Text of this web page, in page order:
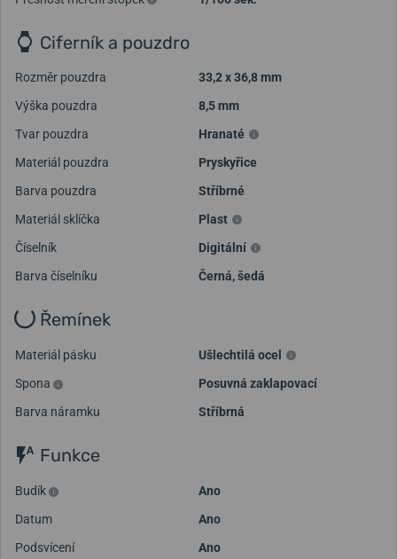
Načíst další videa
Ciferník a pouzdro
Rozměr pouzdra
33,2 x 36,8 mm
Výška pouzdra
8,5 mm
Tvar pouzdra
Hranaté
Materiál pouzdra
Pryskyřice
Barva pouzdra
Stříbrné
Materiál sklíčka
Plast
Číselník
Digitální
Barva číselníku
Černá, šedá
Řemínek
Materiál pásku
Ušlechtilá ocel
Spona
Posuvná zaklapovací
Barva náramku
Stříbrná
Funkce
Budík
Ano
Datum
Ano
Podsvícení
Ano